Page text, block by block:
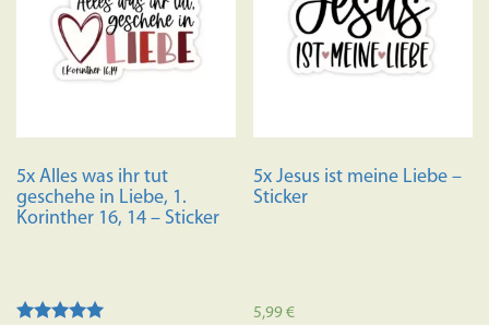
5x Alles was ihr tut
geschehe in Liebe, 1.
Korinther 16, 14 – Sticker
5x Jesus ist meine Liebe –
Sticker
5,99€